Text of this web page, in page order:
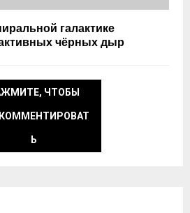
галактике
чёрных дыр
ЧТОБЫ
Ь